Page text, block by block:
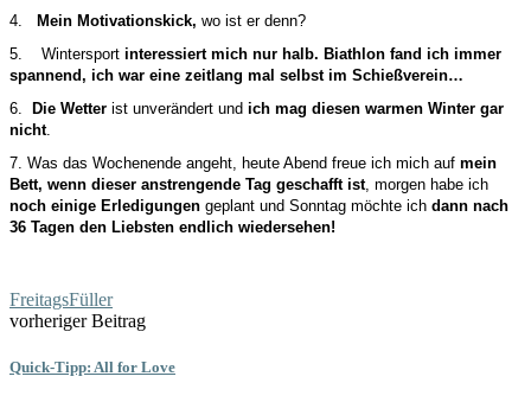
4.
Mein Motivationskick, wo ist er denn?
5. Wintersport interessiert mich nur halb. Biathlon fand ich immer
spannend, ich war eine zeitlang mal selbst im Schießverein…
6.
Die Wetter ist unverändert und ich mag diesen warmen Winter gar
nicht.
7. Was das Wochenende angeht, heute Abend freue ich mich auf mein
Bett, wenn dieser anstrengende Tag geschafft ist, morgen habe ich
noch einige Erledigungen geplant und Sonntag möchte ich dann nach
36 Tagen den Liebsten endlich wiedersehen!
FreitagsFüller
vorheriger Beitrag
Quick-Tipp: All for Love